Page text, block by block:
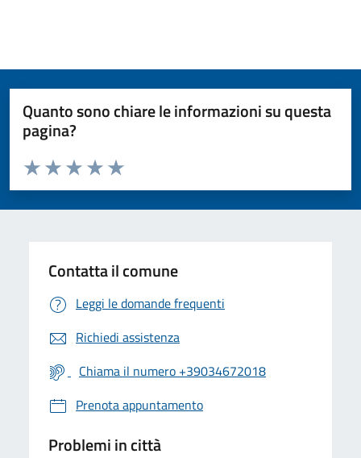
Quanto sono chiare le informazioni su questa
pagina?
Valuta da 1 a 5 stelle la pagina
Valuta 5 stelle su 5
Valuta 4 stelle su 5
Valuta 3 stelle su 5
Valuta 2 stelle su 5
Valuta 1 stelle su 5
Contatta il comune
Leggi le domande frequenti
Richiedi assistenza
Chiama il numero +39034672018
Prenota appuntamento
Problemi in città